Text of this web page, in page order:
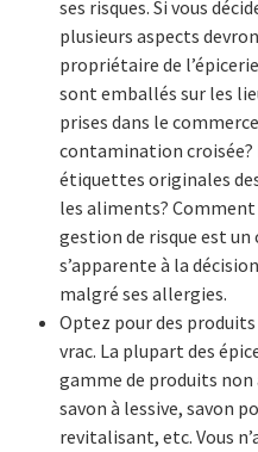
ses risques. Si vous
plusieurs aspects
propriétaire de
sont emballés sur les
prises dans le
contamination croisée?
étiquettes originales
les aliments?
gestion de risque est un
s’apparente à la
malgré ses allergies.
Optez pour des
vrac. La plupart des
gamme de produits
savon à lessive, savon
revitalisant, etc. Vous